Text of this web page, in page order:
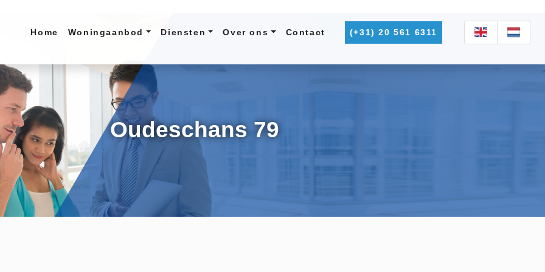
Home Woningaanbod Diensten Over ons Contact (+31) 20 561 6311
Oudeschans 79